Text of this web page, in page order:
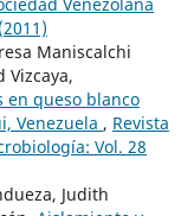
Venezolana
Maniscalchi
Vizcaya,
en queso blanco
Venezuela , Revista
Vol. 28
Judith